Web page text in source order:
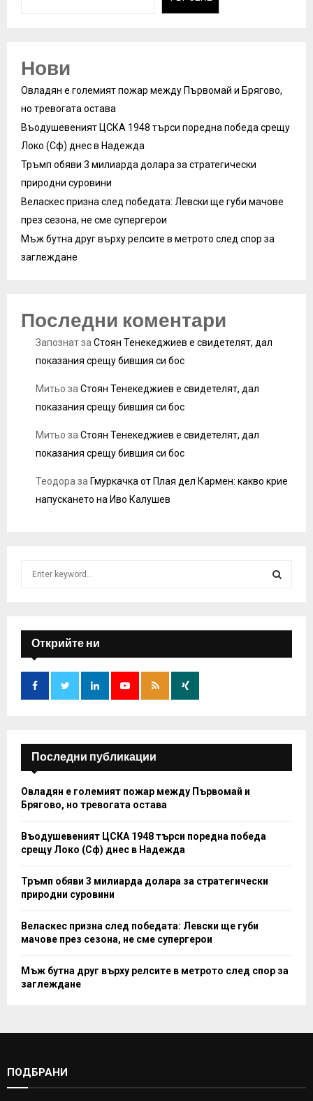
Нови
Овладян е големият пожар между Първомай и Брягово,
но тревогата остава
Въодушевеният ЦСКА 1948 търси поредна победа срещу
Локо (Сф) днес в Надежда
Тръмп обяви 3 милиарда долара за стратегически
природни суровини
Веласкес призна след победата: Левски ще губи мачове
през сезона, не сме супергерои
Мъж бутна друг върху релсите в метрото след спор за
заглеждане
Последни коментари
Запознатза Стоян Тенекеджиев е свидетелят, дал
показания срещу бившия си бос
Митьо за Стоян Тенекеджиев е свидетелят, дал
показания срещу бившия си бос
Митьо за Стоян Тенекеджиев е свидетелят, дал
показания срещу бившия си бос
Теодора за Гмуркачка от Плая дел Кармен: какво крие
напускането на Иво Калушев
f
o
:
E
A
H
Открийте ни
Последни публикации
Овладян е големият пожар между Първомай и
Брягово, но тревогата остава
Въодушевеният ЦСКА 1948 търси поредна победа
срещу Локо (Сф) днес в Надежда
Тръмп обяви 3 милиарда долара за стратегически
природни суровини
Веласкес призна след победата: Левски ще губи
мачове през сезона, не сме супергерои
Мъж бутна друг върху релсите в метрото след спор за
заглеждане
ПОДБРАНИ